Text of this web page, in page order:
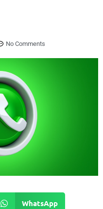
No Comments
WhatsApp